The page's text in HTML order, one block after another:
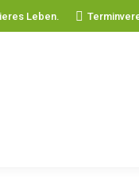
Leben.